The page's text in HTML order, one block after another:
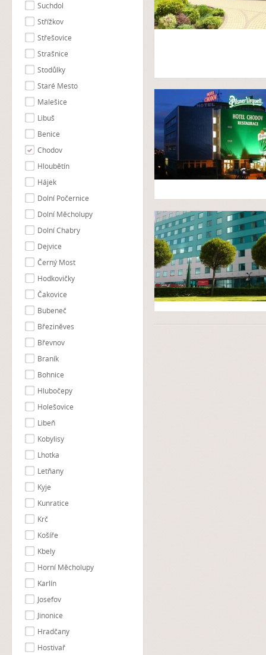
Suchdol
Střížkov
Střešovice
Strašnice
Stodůlky
Staré Mesto
Malešice
Libuš
Benice
Chodov
Hloubětín
Hájek
Dolní Počernice
Dolní Měcholupy
Dolní Chabry
Dejvice
Černý Most
Hodkovičky
Čakovice
Bubeneč
Březiněves
Břevnov
Braník
Bohnice
Hlubočepy
Holešovice
Libeň
Kobylisy
Lhotka
Letňany
Kyje
Kunratice
Krč
Košíře
Kbely
Horní Měcholupy
Karlín
Josefov
Jinonice
Hradčany
Hostivař